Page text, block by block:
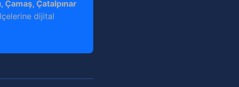
Çamaş, Çatalpınar
dijital